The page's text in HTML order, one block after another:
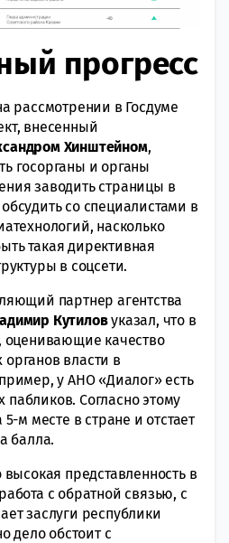
прогресс
рассмотрении в Госдуме
внесенный
Хинштейном,
госорганы и органы
заводить страницы в
со специалистами в
насколько
такая директивная
в соцсети.
партнер агентства
Кутиловуказал, что в
оценивающие качество
власти в
у АНО «Диалог» есть
Согласно этому
5-м месте в стране и отстает
балла.
представленность в
с обратной связью, с
заслуги республики
дело обстоит с